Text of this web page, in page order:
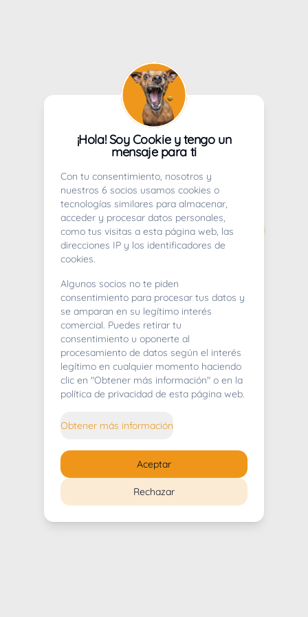
404
Whoops! Lo sentimos mucho.
¡Hola! Soy Cookie y tengo un
mensaje para ti
Con tu consentimiento, nosotros y
nuestros 6 socios usamos cookies o
tecnologías similares para almacenar,
acceder y procesar datos personales,
como tus visitas a esta página web, las
direcciones IP y los identificadores de
cookies.
Algunos socios no te piden
consentimiento para procesar tus datos y
se amparan en su legítimo interés
comercial. Puedes retirar tu
consentimiento u oponerte al
procesamiento de datos según el interés
legítimo en cualquier momento haciendo
clic en "Obtener más información" o en la
política de privacidad de esta página web.
Obtener más información
Rechazar
Aceptar